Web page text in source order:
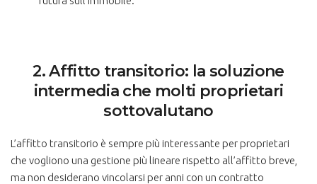
2. Affitto transitorio: la soluzione
intermedia che molti proprietari
sottovalutano
L’affitto transitorio è sempre più interessante per proprietari
che vogliono una gestione più lineare rispetto all’affitto breve,
ma non desiderano vincolarsi per anni con un contratto